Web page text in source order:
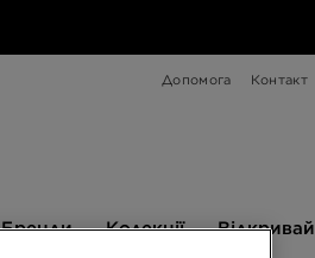
Допомога Контакт
Бренди Колекції Відкривай